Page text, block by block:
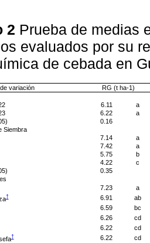
2 Prueba de medias
evaluados por su
de cebada en
variación
RG (t ha-1)
6.11
a
6.22
a
0.16
Siembra
7.14
a
7.42
a
5.75
b
4.22
c
0.35
7.23
a
† 6.91
ab
6.59
bc
6.26
cd
6.22
cd
† 6.22
cd